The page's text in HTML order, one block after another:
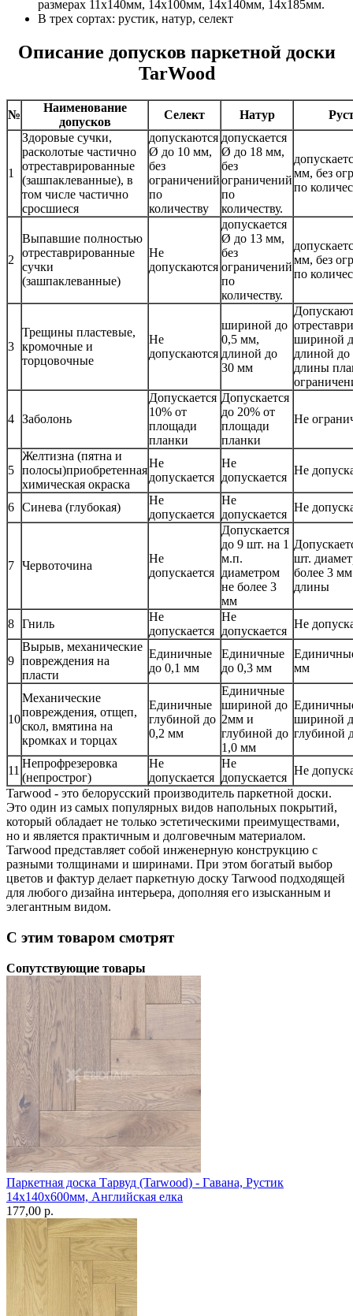
размерах 11х140мм, 14х100мм, 14х140мм, 14х185мм.
В трех сортах: рустик, натур, селект
Описание допусков паркетной доски
TarWood
№
Наименование
допусков
Селект Натур
1
Здоровые сучки,
расколотые частично
отреставрированные
(зашпаклеванные), в
том числе частично
сросшиеся
допускаются
Ø до 10 мм,
без
ограничений
по
количеству
допускается
Ø до 18 мм,
без
ограничений
по
количеству.
мм, без
по
2
Выпавшие полностью
отреставрированные
сучки
(зашпаклеванные)
Не
допускаются
допускается
Ø до 13 мм,
без
ограничений
по
количеству.
мм, без
по
3
Трещины пластевые,
кромочные и
торцовочные
Не
допускаются
шириной до
0,5 мм,
длиной до
30 мм
шириной
длиной до
длины
4 Заболонь
Допускается
10% от
площади
планки
Допускается
до 20% от
площади
планки
Не
5
Желтизна (пятна и
полосы)приобретенная
химическая окраска
Не
допускается
Не
допускается
Не
6 Синева (глубокая)
Не
допускается
Не
допускается
Не
7 Червоточина
Не
допускается
Допускается
до 9 шт. на 1
м.п.
диаметром
не более 3
мм
шт.
более 3
длины
8 Гниль
Не
допускается
Не
допускается
Не
9
Вырыв, механические
повреждения на
пласти
Единичные
до 0,1 мм
Единичные
до 0,3 мм
мм
10
Механические
повреждения, отщеп,
скол, вмятина на
кромках и торцах
Единичные
глубиной до
0,2 мм
Единичные
шириной до
2мм и
глубиной до
1,0 мм
шириной
глубиной
11
Непрофрезеровка
(непрострог)
Не
допускается
Не
допускается
Не
Tarwood - это белорусский производитель паркетной доски.
Это один из самых популярных видов напольных покрытий,
который обладает не только эстетическими преимуществами,
но и является практичным и долговечным материалом.
Tarwood представляет собой инженерную конструкцию с
разными толщинами и ширинами. При этом богатый выбор
цветов и фактур делает паркетную доску Tarwood подходящей
для любого дизайна интерьера, дополняя его изысканным и
элегантным видом.
С этим товаром смотрят
Сопутствующие товары
Паркетная доска Тарвуд (Tarwood) - Гавана, Рустик
14х140х600мм, Английская елка
177,00 p.